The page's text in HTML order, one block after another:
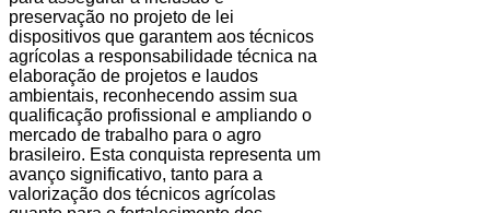
preservação no projeto de lei
dispositivos que garantem aos técnicos
agrícolas a responsabilidade técnica na
elaboração de projetos e laudos
ambientais, reconhecendo assim sua
qualificação profissional e ampliando o
mercado de trabalho para o agro
brasileiro. Esta conquista representa um
avanço significativo, tanto para a
valorização dos técnicos agrícolas